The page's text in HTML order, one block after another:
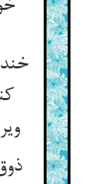
ویرانه‌ها جو ای سلیم